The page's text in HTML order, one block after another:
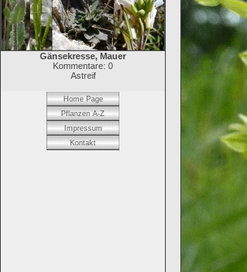
Gänsekresse, Mauer
Kommentare: 0
Astreif
Home Page
Pflanzen A-Z
Impressum
Kontakt